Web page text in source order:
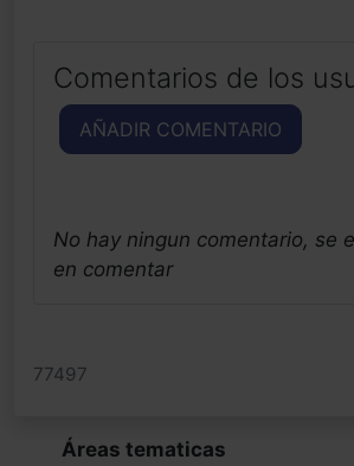
Comentarios de los
AÑADIR COMENTARIO
No hay ningun comentario, se
en comentar
77497
Áreas tematicas